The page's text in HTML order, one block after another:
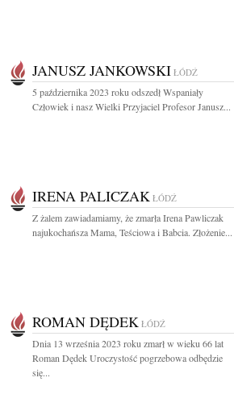
JANUSZ JANKOWSKI ŁÓDŹ
5 października 2023 roku odszedł Wspaniały
Człowiek i nasz Wielki Przyjaciel Profesor Janusz...
IRENA PALICZAK ŁÓDŹ
Z żalem zawiadamiamy, że zmarła Irena Pawliczak
najukochańsza Mama, Teściowa i Babcia. Złożenie...
ROMAN DĘDEK ŁÓDŹ
Dnia 13 września 2023 roku zmarł w wieku 66 lat
Roman Dędek Uroczystość pogrzebowa odbędzie
się...